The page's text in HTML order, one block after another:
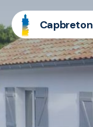
Capbreton